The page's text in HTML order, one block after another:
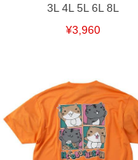
3L 4L 5L 6L 8L
¥3,960